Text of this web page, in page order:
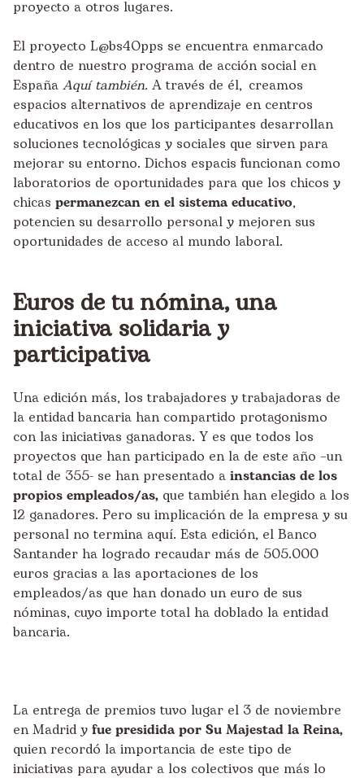
proyecto a otros lugares.
El proyecto L@bs4Opps se encuentra enmarcado
dentro de nuestro programa de acción social en
España Aquí también. A través de él, creamos
espacios alternativos de aprendizaje en centros
educativos en los que los participantes desarrollan
soluciones tecnológicas y sociales que sirven para
mejorar su entorno. Dichos espacis funcionan como
laboratorios de oportunidades para que los chicos y
chicas permanezcan en el sistema educativo,
potencien su desarrollo personal y mejoren sus
oportunidades de acceso al mundo laboral.
Euros de tu nómina, una
iniciativa solidaria y
participativa
Una edición más, los trabajadores y trabajadoras de
la entidad bancaria han compartido protagonismo
con las iniciativas ganadoras. Y es que todos los
proyectos que han participado en la de este año –un
total de 355- se han presentado a instancias de los
propios empleados/as, que también han elegido a los
12 ganadores. Pero su implicación de la empresa y su
personal no termina aquí. Esta edición, el Banco
Santander ha logrado recaudar más de 505.000
euros gracias a las aportaciones de los
empleados/as que han donado un euro de sus
nóminas, cuyo importe total ha doblado la entidad
bancaria.
La entrega de premios tuvo lugar el 3 de noviembre
en Madrid y fue presidida por Su Majestad la Reina,
quien recordó la importancia de este tipo de
iniciativas para ayudar a los colectivos que más lo